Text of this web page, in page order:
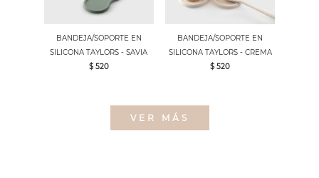
BANDEJA/SOPORTE EN
SILICONA TAYLORS - SAVIA
$ 520
BANDEJA/SOPORTE EN
SILICONA TAYLORS - CREMA
$ 520
VER MÁS